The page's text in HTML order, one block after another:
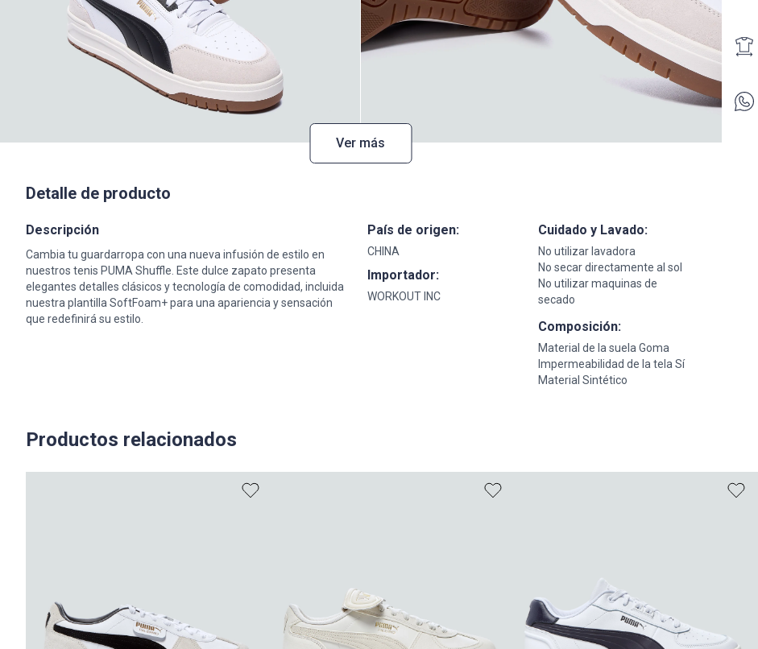
Ver más
Detalle de producto
Descripción
Cambia tu guardarropa con una nueva infusión de estilo en
nuestros tenis PUMA Shuffle. Este dulce zapato presenta
elegantes detalles clásicos y tecnología de comodidad, incluida
nuestra plantilla SoftFoam+ para una apariencia y sensación
que redefinirá su estilo.
País de origen:
CHINA
Importador:
WORKOUT INC
Cuidado y Lavado:
No utilizar lavadora
No secar directamente al sol
No utilizar maquinas de
secado
Composición:
Material de la suela Goma
Impermeabilidad de la tela Sí
Material Sintético
Productos relacionados